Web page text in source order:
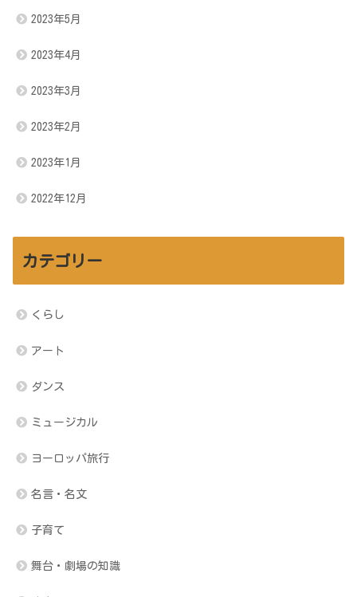
2023年5月
2023年4月
2023年3月
2023年2月
2023年1月
2022年12月
カテゴリー
くらし
アート
ダンス
ミュージカル
ヨーロッパ旅行
名言・名文
子育て
舞台・劇場の知識